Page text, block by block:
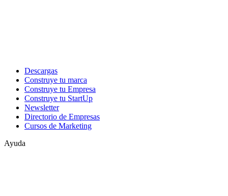
Descargas
Construye tu marca
Construye tu Empresa
Construye tu StartUp
Newsletter
Directorio de Empresas
Cursos de Marketing
Ayuda